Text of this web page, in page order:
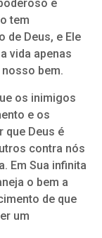
e
tem
de Deus, e Ele
vida apenas
bem.
os inimigos
e os
que Deus é
contra nós
Em Sua infinita
o bem a
de que
um